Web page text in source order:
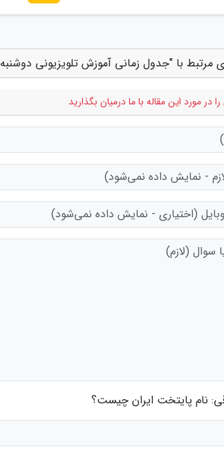
با "جدول زمانی آموزش تلویزیونی دوشنبه 22 اردیبهشت"
در مورد این مقاله با ما درمیان بگذارید
نام پایتخت ایران چیست؟